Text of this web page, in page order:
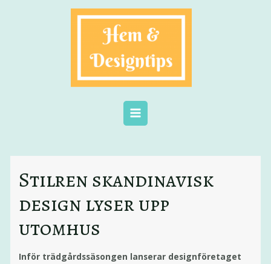
Stilren skandinavisk
design lyser upp
utomhus
Inför trädgårdssäsongen lanserar designföretaget